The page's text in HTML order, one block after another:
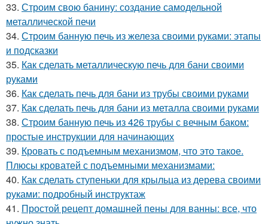
33. Строим свою банину: создание самодельной
металлической печи
34. Строим банную печь из железа своими руками: этапы
и подсказки
35. Как сделать металлическую печь для бани своими
руками
36. Как сделать печь для бани из трубы своими руками
37. Как сделать печь для бани из металла своими руками
38. Строим банную печь из 426 трубы с вечным баком:
простые инструкции для начинающих
39. Кровать с подъемным механизмом, что это такое.
Плюсы кроватей с подъемными механизмами:
40. Как сделать ступеньки для крыльца из дерева своими
руками: подробный инструктаж
41. Простой рецепт домашней пены для ванны: все, что